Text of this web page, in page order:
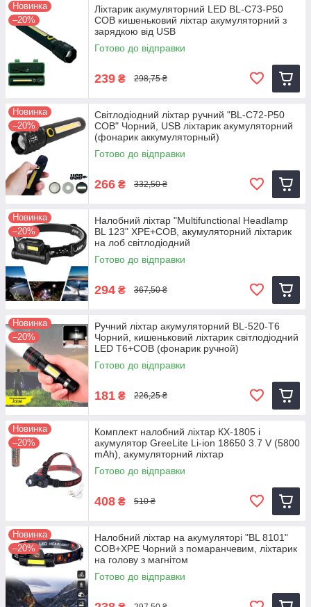
Новинка
–20%
Ліхтарик акумуляторний LED BL-C73-P50
COB кишеньковий ліхтар акумуляторний з
зарядкою від USB
Готово до відправки
239 ₴ 298,75 ₴
Новинка
–20%
Світлодіодний ліхтар ручний "BL-C72-P50
COB" Чорний, USB ліхтарик акумуляторний
(фонарик аккумуляторный)
Готово до відправки
266 ₴ 332,50 ₴
Новинка
–20%
Налобний ліхтар "Multifunctional Headlamp
BL 123" XPE+COB, акумуляторний ліхтарик
на лоб світлодіодний
Готово до відправки
294 ₴ 367,50 ₴
Новинка
–20%
Ручний ліхтар акумуляторний BL-520-T6
Чорний, кишеньковий ліхтарик світлодіодний
LED T6+COB (фонарик ручной)
Готово до відправки
181 ₴ 226,25 ₴
Новинка
–20%
Комплект налобний ліхтар КХ-1805 і
акумулятор GreeLite Li-ion 18650 3.7 V (5800
mAh), акумуляторний ліхтар
Готово до відправки
408 ₴ 510 ₴
Новинка
–20%
Налобний ліхтар на акумуляторі "BL 8101"
COB+XPE Чорний з помаранчевим, ліхтарик
на голову з магнітом
Готово до відправки